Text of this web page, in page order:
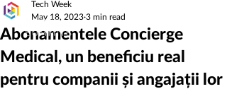
Abonamentele Concierge
Medical, un beneficiu real
pentru companii și angajații lor
Tech Week
May 18, 2023 3 min read